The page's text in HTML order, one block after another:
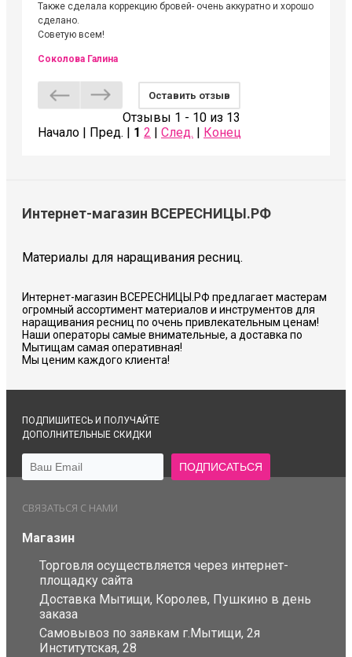
Также сделала коррекцию бровей- очень аккуратно и хорошо
сделано.
Советую всем!
Соколова Галина
Оставить отзыв
Отзывы 1 - 10 из 13
Начало | Пред. | 1 2 | След. | Конец
Интернет-магазин ВСЕРЕСНИЦЫ.РФ
Материалы для наращивания ресниц.
Интернет-магазин ВСЕРЕСНИЦЫ.РФ предлагает мастерам
огромный ассортимент материалов и инструментов для
наращивания ресниц по очень привлекательным ценам!
Наши операторы самые внимательные, а доставка по
Мытищам самая оперативная!
Мы ценим каждого клиента!
ПОДПИШИТЕСЬ И ПОЛУЧАЙТЕ
ДОПОЛНИТЕЛЬНЫЕ СКИДКИ
СВЯЗАТЬСЯ С НАМИ
Магазин
Торговля осуществляется через интернет-
площадку сайта
Доставка Мытищи, Королев, Пушкино в день
заказа
Самовывоз по заявкам г.Мытищи, 2я
Институтская, 28